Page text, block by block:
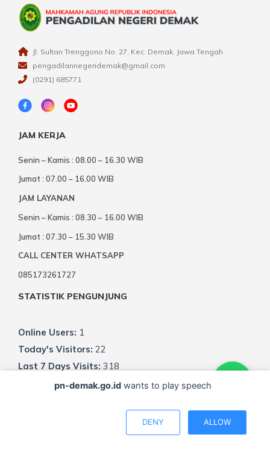
Jl. Sultan Trenggono No. 27, Kec. Demak, Jawa Tengah
pengadilannegeridemak@gmail.com
(0291) 685771
JAM KERJA
Senin – Kamis : 08.00 – 16.30 WIB
Jumat : 07.00 – 16.00 WIB
JAM LAYANAN
Senin – Kamis : 08.30 – 16.00 WIB
Jumat : 07.30 – 15.30 WIB
CALL CENTER WHATSAPP
085173261727
STATISTIK PENGUNJUNG
Online Users: 1
Today's Visitors: 22
Last 7 Days Visits: 318
Last 30 Days Visits:1,657
komunikasi baik lisan maupun tertulis dengan
pn-demak.go.idwants to play speech
DENY ALLOW